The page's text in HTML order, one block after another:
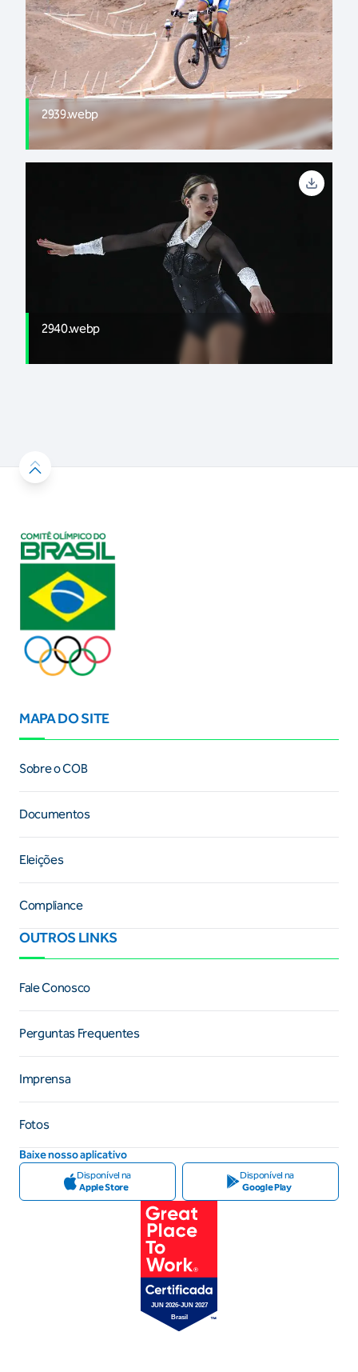
2939.webp
2940.webp
MAPA DO SITE
Sobre o COB
Documentos
Eleições
Compliance
OUTROS LINKS
Fale Conosco
Perguntas Frequentes
Imprensa
Fotos
Baixe nosso aplicativo
Disponível na
Apple Store
Disponível na
Google Play